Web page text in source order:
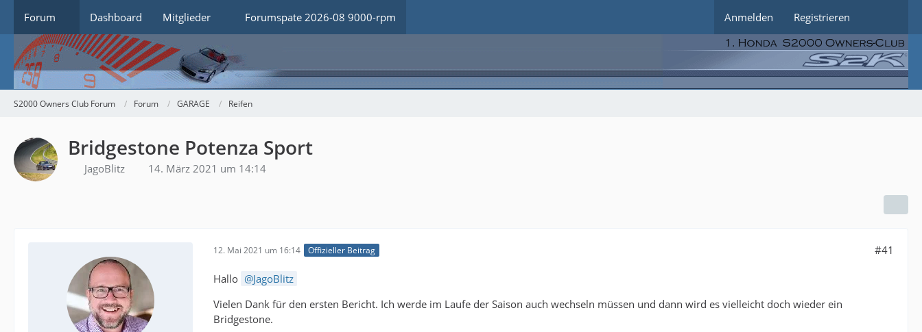
Forum Dashboard Mitglieder Forumspate 2026-08 9000-rpm Anmelden Registrieren
S2000 Owners Club Forum Forum GARAGE Reifen
Bridgestone Potenza Sport
JagoBlitz 14. März 2021 um 14:14
12. Mai 2021 um 16:14 Offizieller Beitrag #41
Hallo
JagoBlitz
Vielen Dank für den ersten Bericht. Ich werde im Laufe der Saison auch wechseln müssen und dann wird es vielleicht doch wieder ein
Bridgestone.